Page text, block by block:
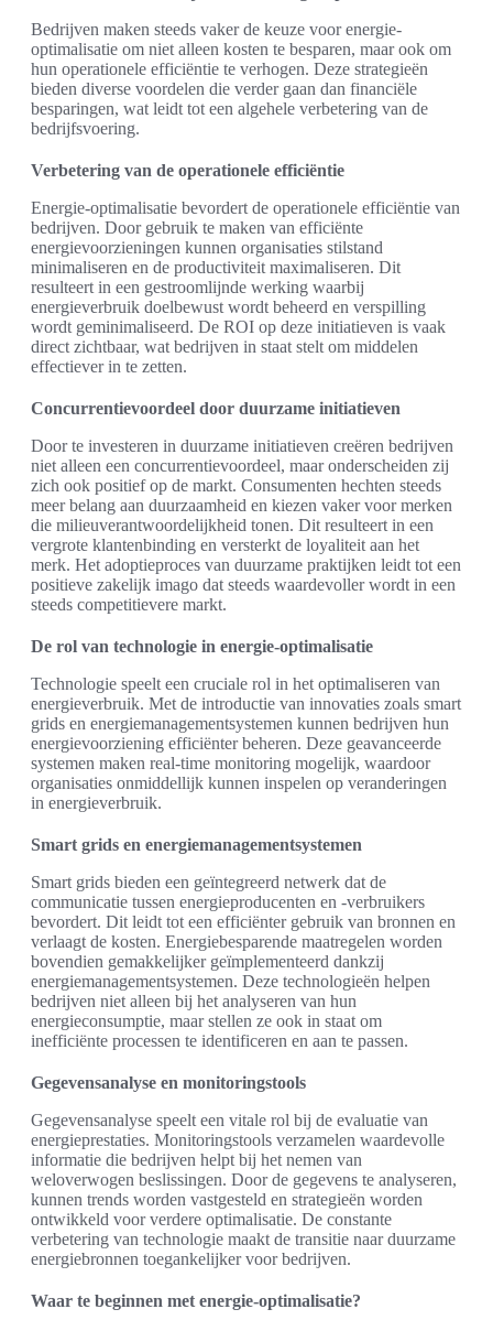
Bedrijven maken steeds vaker de keuze voor energie-
optimalisatie om niet alleen kosten te besparen, maar ook om
hun operationele efficiëntie te verhogen. Deze strategieën
bieden diverse voordelen die verder gaan dan financiële
besparingen, wat leidt tot een algehele verbetering van de
bedrijfsvoering.
Verbetering van de operationele efficiëntie
Energie-optimalisatie bevordert de operationele efficiëntie van
bedrijven. Door gebruik te maken van efficiënte
energievoorzieningen kunnen organisaties stilstand
minimaliseren en de productiviteit maximaliseren. Dit
resulteert in een gestroomlijnde werking waarbij
energieverbruik doelbewust wordt beheerd en verspilling
wordt geminimaliseerd. De ROI op deze initiatieven is vaak
direct zichtbaar, wat bedrijven in staat stelt om middelen
effectiever in te zetten.
Concurrentievoordeel door duurzame initiatieven
Door te investeren in duurzame initiatieven creëren bedrijven
niet alleen een concurrentievoordeel, maar onderscheiden zij
zich ook positief op de markt. Consumenten hechten steeds
meer belang aan duurzaamheid en kiezen vaker voor merken
die milieuverantwoordelijkheid tonen. Dit resulteert in een
vergrote klantenbinding en versterkt de loyaliteit aan het
merk. Het adoptieproces van duurzame praktijken leidt tot een
positieve zakelijk imago dat steeds waardevoller wordt in een
steeds competitievere markt.
De rol van technologie in energie-optimalisatie
Technologie speelt een cruciale rol in het optimaliseren van
energieverbruik. Met de introductie van innovaties zoals smart
grids en energiemanagementsystemen kunnen bedrijven hun
energievoorziening efficiënter beheren. Deze geavanceerde
systemen maken real-time monitoring mogelijk, waardoor
organisaties onmiddellijk kunnen inspelen op veranderingen
in energieverbruik.
Smart grids en energiemanagementsystemen
Smart grids bieden een geïntegreerd netwerk dat de
communicatie tussen energieproducenten en -verbruikers
bevordert. Dit leidt tot een efficiënter gebruik van bronnen en
verlaagt de kosten. Energiebesparende maatregelen worden
bovendien gemakkelijker geïmplementeerd dankzij
energiemanagementsystemen. Deze technologieën helpen
bedrijven niet alleen bij het analyseren van hun
energieconsumptie, maar stellen ze ook in staat om
inefficiënte processen te identificeren en aan te passen.
Gegevensanalyse en monitoringstools
Gegevensanalyse speelt een vitale rol bij de evaluatie van
energieprestaties. Monitoringstools verzamelen waardevolle
informatie die bedrijven helpt bij het nemen van
weloverwogen beslissingen. Door de gegevens te analyseren,
kunnen trends worden vastgesteld en strategieën worden
ontwikkeld voor verdere optimalisatie. De constante
verbetering van technologie maakt de transitie naar duurzame
energiebronnen toegankelijker voor bedrijven.
Waar te beginnen met energie-optimalisatie?